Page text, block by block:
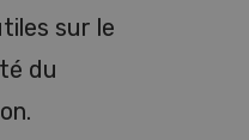
sur le
du